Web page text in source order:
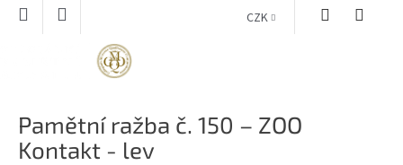
Přejít
CZK
Pamětní ražba č. 150 – ZOO
Kontakt - lev